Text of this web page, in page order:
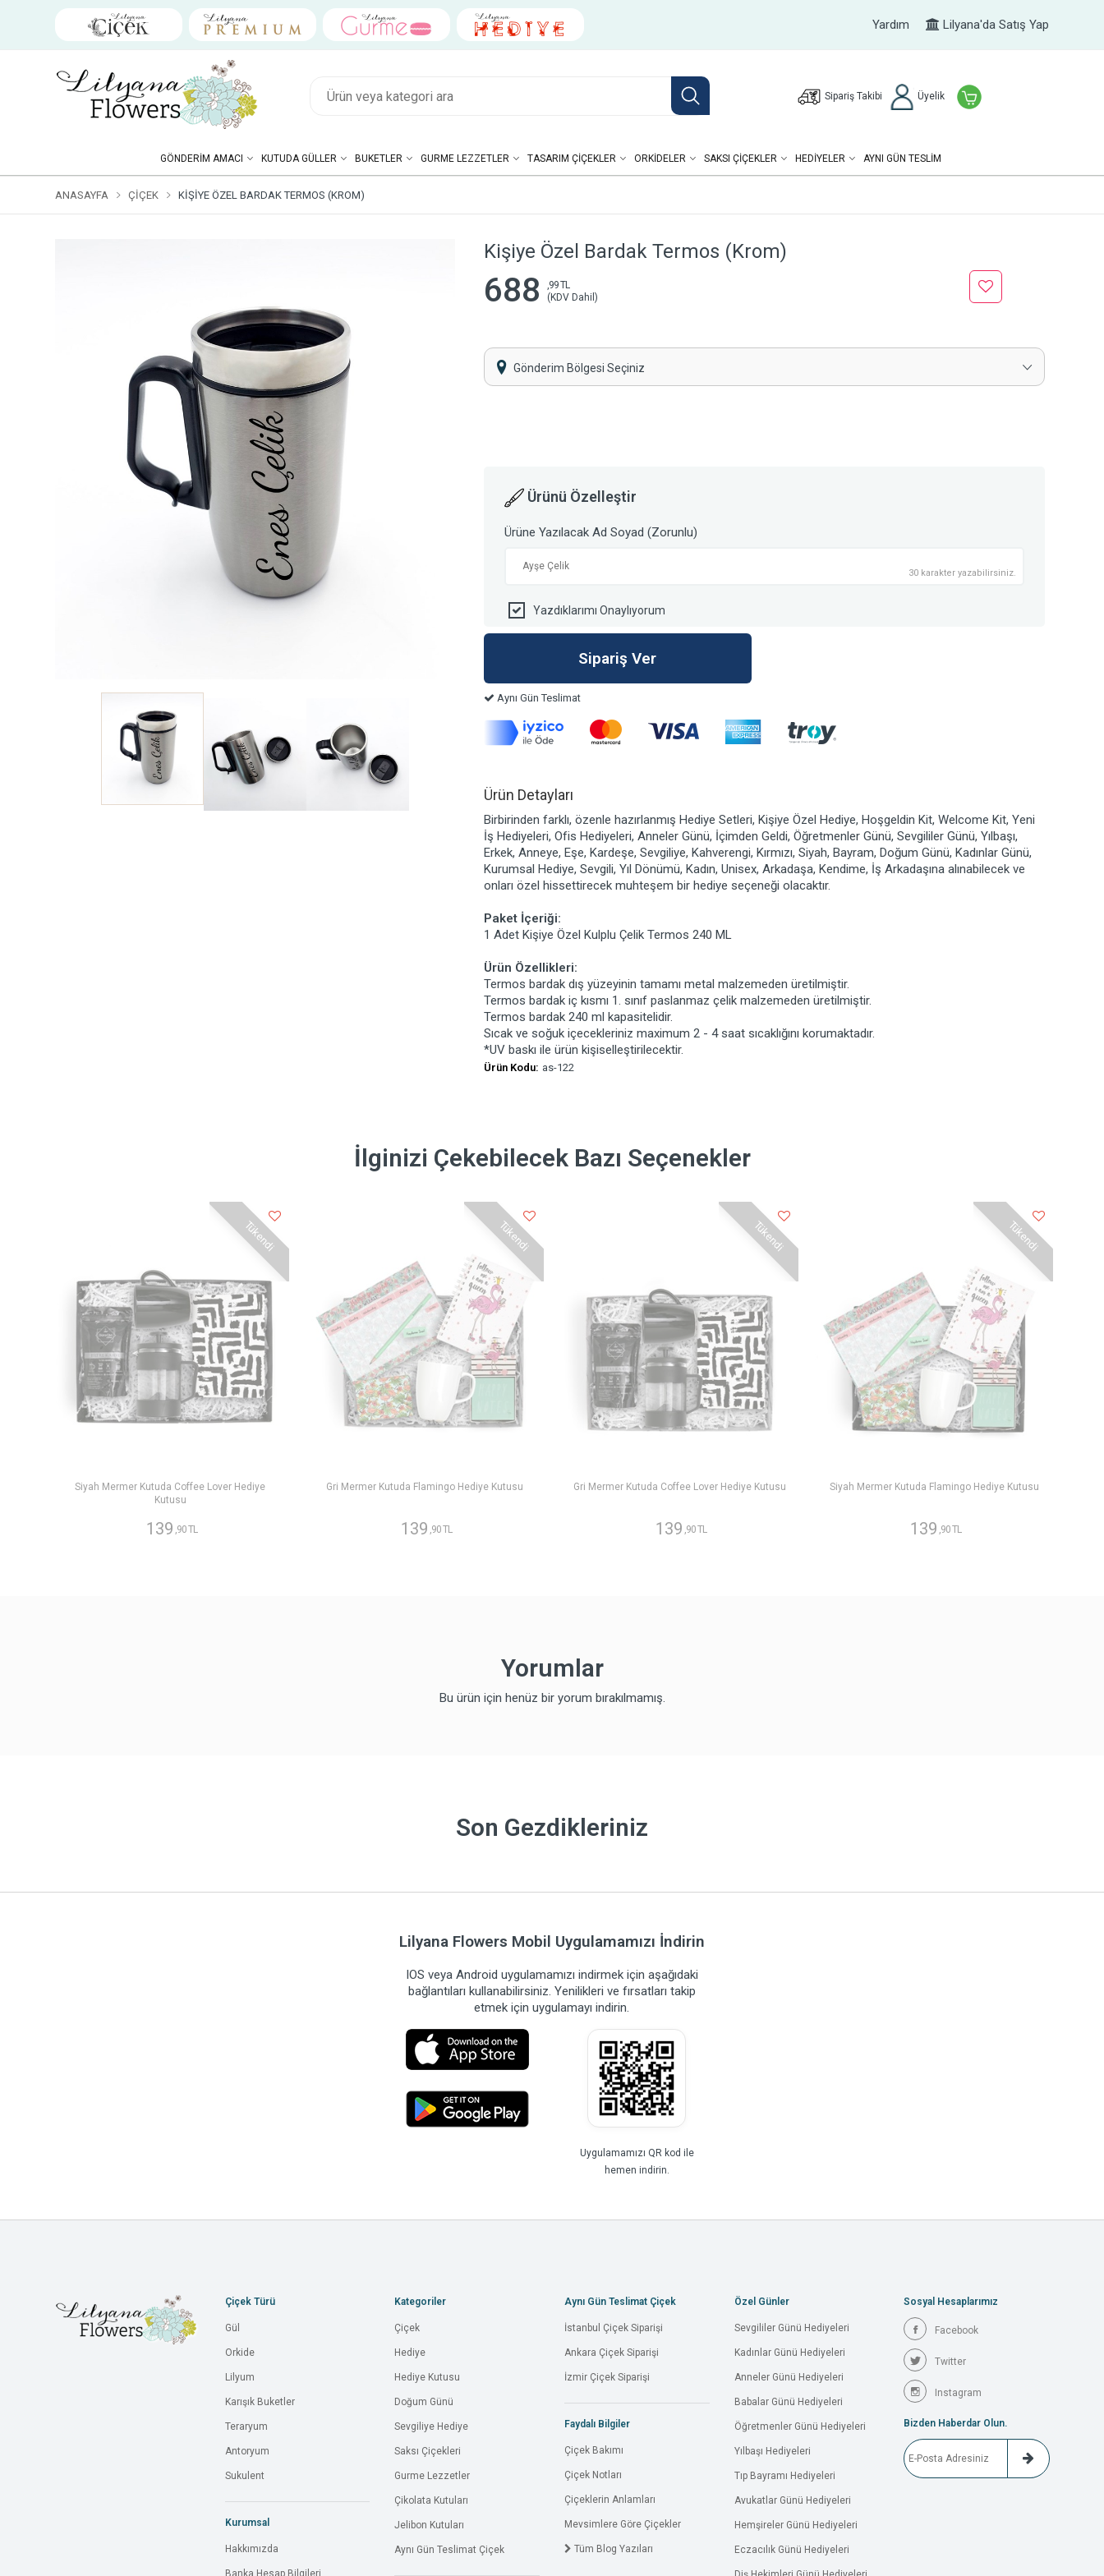
Yardım Lilyana'da Satış Yap
Sipariş Takibi Üyelik
GÖNDERIM AMACI KUTUDA GÜLLER BUKETLER GURME LEZZETLER TASARIM ÇIÇEKLER ORKIDELER SAKSI ÇIÇEKLER HEDIYELER AYNI GÜN TESLİM
ANASAYFA ÇIÇEK KIŞIYE ÖZEL BARDAK TERMOS (KROM)
Kişiye Özel Bardak Termos (Krom)
688
,99 TL
(KDV Dahil)
Gönderim Bölgesi Seçiniz
Ürünü Özelleştir
Ürüne Yazılacak Ad Soyad (Zorunlu)
30 karakter yazabilirsiniz.
Yazdıklarımı Onaylıyorum
Aynı Gün Teslimat
Ürün Detayları
Birbirinden farklı, özenle hazırlanmış Hediye Setleri, Kişiye Özel Hediye, Hoşgeldin Kit, Welcome Kit, Yeni
İş Hediyeleri, Ofis Hediyeleri, Anneler Günü, İçimden Geldi, Öğretmenler Günü, Sevgililer Günü, Yılbaşı,
Erkek, Anneye, Eşe, Kardeşe, Sevgiliye, Kahverengi, Kırmızı, Siyah, Bayram, Doğum Günü, Kadınlar Günü,
Kurumsal Hediye, Sevgili, Yıl Dönümü, Kadın, Unisex, Arkadaşa, Kendime, İş Arkadaşına alınabilecek ve
onları özel hissettirecek muhteşem bir hediye seçeneği olacaktır.
Paket İçeriği:
1 Adet Kişiye Özel Kulplu Çelik Termos 240 ML
Ürün Özellikleri:
Termos bardak dış yüzeyinin tamamı metal malzemeden üretilmiştir.
Termos bardak iç kısmı 1. sınıf paslanmaz çelik malzemeden üretilmiştir.
Termos bardak 240 ml kapasitelidir.
Sıcak ve soğuk içecekleriniz maximum 2 - 4 saat sıcaklığını korumaktadır.
*UV baskı ile ürün kişiselleştirilecektir.
Ürün Kodu: as-122
İlginizi Çekebilecek Bazı Seçenekler
Tükendi
Siyah Mermer Kutuda Coffee Lover Hediye
Kutusu
139 ,90 TL
Tükendi
Gri Mermer Kutuda Flamingo Hediye Kutusu
139 ,90 TL
Tükendi
Gri Mermer Kutuda Coffee Lover Hediye Kutusu
139 ,90 TL
Tükendi
Siyah Mermer Kutuda Flamingo Hediye Kutusu
139 ,90 TL
Yorumlar
Bu ürün için henüz bir yorum bırakılmamış.
Son Gezdikleriniz
Lilyana Flowers Mobil Uygulamamızı İndirin
IOS veya Android uygulamamızı indirmek için aşağıdaki
bağlantıları kullanabilirsiniz. Yenilikleri ve fırsatları takip
etmek için uygulamayı indirin.
Uygulamamızı QR kod ile
hemen indirin.
Çiçek Türü
Gül
Orkide
Lilyum
Karışık Buketler
Teraryum
Antoryum
Sukulent
Kurumsal
Hakkımızda
Kategoriler
Çiçek
Hediye
Hediye Kutusu
Doğum Günü
Sevgiliye Hediye
Saksı Çiçekleri
Gurme Lezzetler
Çikolata Kutuları
Jelibon Kutuları
Aynı Gün Teslimat Çiçek
Aynı Gün Teslimat Çiçek
İstanbul Çiçek Siparişi
Ankara Çiçek Siparişi
İzmir Çiçek Siparişi
Faydalı Bilgiler
Çiçek Bakımı
Çiçek Notları
Çiçeklerin Anlamları
Mevsimlere Göre Çiçekler
Tüm Blog Yazıları
Özel Günler
Sevgililer Günü Hediyeleri
Kadınlar Günü Hediyeleri
Anneler Günü Hediyeleri
Babalar Günü Hediyeleri
Öğretmenler Günü Hediyeleri
Yılbaşı Hediyeleri
Tıp Bayramı Hediyeleri
Avukatlar Günü Hediyeleri
Hemşireler Günü Hediyeleri
Eczacılık Günü Hediyeleri
Sosyal Hesaplarımız
Facebook
Twitter
Instagram
Bizden Haberdar Olun.